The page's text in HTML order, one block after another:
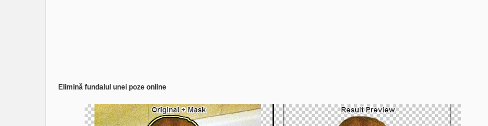
Elimină fundalul unei poze online